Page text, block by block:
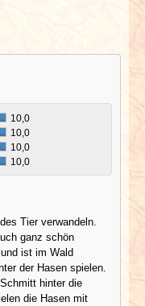
10,0
10,0
10,0
10,0
Tier verwandeln.
ganz schön
ist im Wald
der Hasen spielen.
hinter die
die Hasen mit